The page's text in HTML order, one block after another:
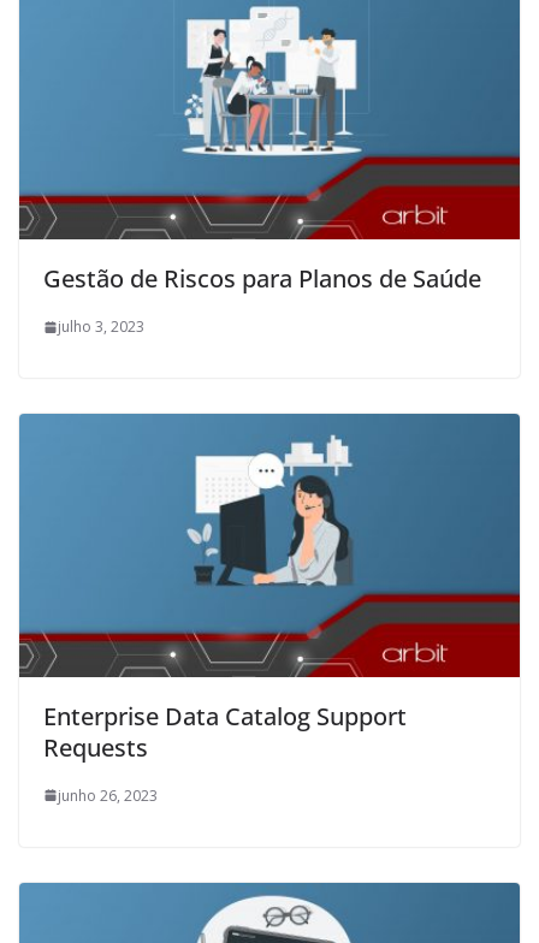
Gestão de Riscos para Planos de Saúde
julho 3, 2023
Enterprise Data Catalog Support
Requests
junho 26, 2023